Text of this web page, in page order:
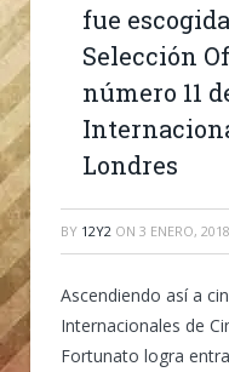
fue
Selección
número 11
Londres
BY 12Y2 ON 3 ENERO, 2018
Ascendiendo así a
Internacionales de
Fortunato logra